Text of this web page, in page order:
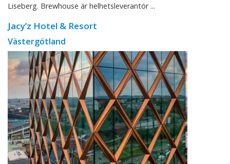
Liseberg. Brewhouse är helhetsleverantör ...
Jacy’z Hotel & Resort
Västergötland